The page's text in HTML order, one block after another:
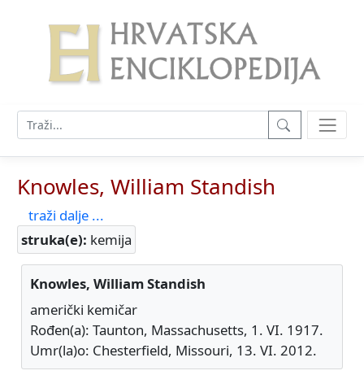
Knowles, William Standish
traži dalje ...
struka(e): kemija
Knowles, William Standish
američki kemičar
Rođen(a): Taunton, Massachusetts, 1. VI. 1917.
Umr(la)o: Chesterfield, Missouri, 13. VI. 2012.